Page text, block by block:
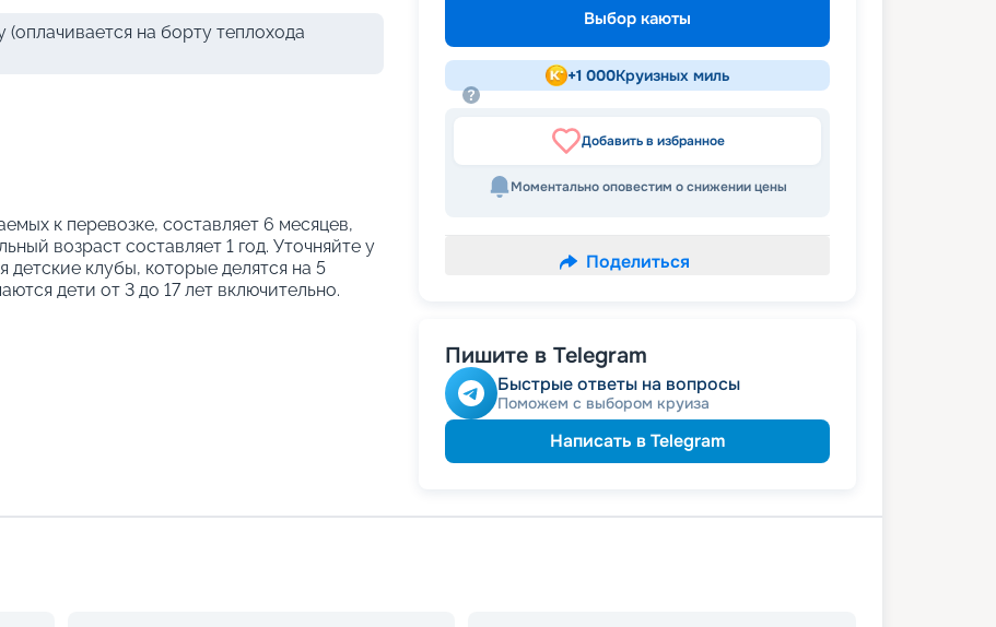
на борту теплохода
к перевозке, составляет 6 месяцев,
возраст составляет 1 год. Уточняйте у
клубы, которые делятся на 5
дети от 3 до 17 лет включительно.
Выбор каюты
+1 000Круизных миль
Добавить в избранное
Моментально оповестим о снижении цены
Поделиться
Пишите в Telegram
Быстрые ответы на вопросы
Поможем с выбором круиза
Написать в Telegram